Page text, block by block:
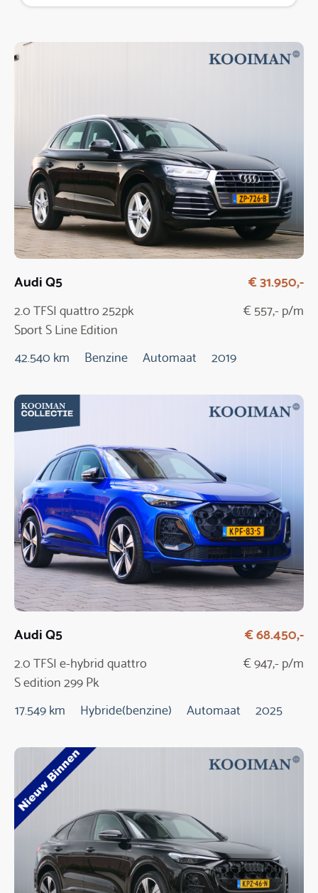
Audi Q5
2.0 TFSI quattro 252pk
Sport S Line Edition
Automaat
€ 31.950,-
€ 557,- p/m
42.540 km Benzine Automaat 2019
Audi Q5
2.0 TFSI e-hybrid quattro
S edition 299 Pk
Automaat / NIEUW
MODEL
€ 68.450,-
€ 947,- p/m
17.549 km Hybride(benzine) Automaat 2025